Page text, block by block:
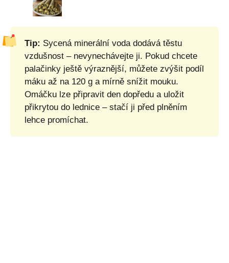
Tip: Sycená minerální voda dodává těstu
vzdušnost – nevynechávejte ji. Pokud chcete
palačinky ještě výraznější, můžete zvýšit podíl
máku až na 120 g a mírně snížit mouku.
Omáčku lze připravit den dopředu a uložit
přikrytou do lednice – stačí ji před plněním
lehce promíchat.